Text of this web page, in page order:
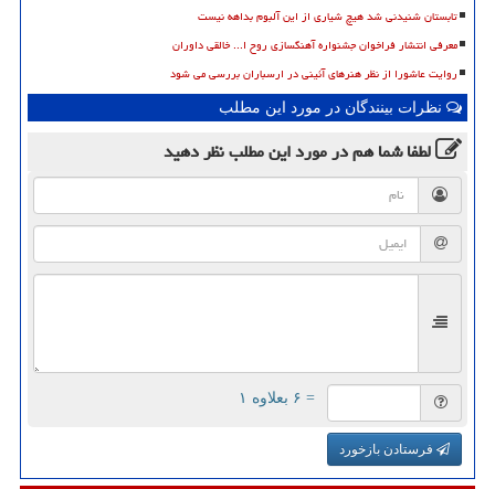
تابستان شنیدنی شد هیچ شیاری از این آلبوم بداهه نیست
معرفی انتشار فراخوان جشنواره آهنگسازی روح ا... خالقی داوران
روایت عاشورا از نظر هنرهای آئینی در ارسباران بررسی می شود
نظرات بینندگان در مورد این مطلب
لطفا شما همدر مورد این مطلبنظر دهید
= ۶ بعلاوه ۱
فرستادن بازخورد